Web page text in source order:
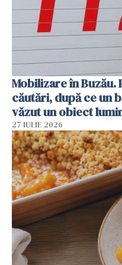
Mobilizare în
căutări, după ce un
văzut un obiect
27 IULIE 2026